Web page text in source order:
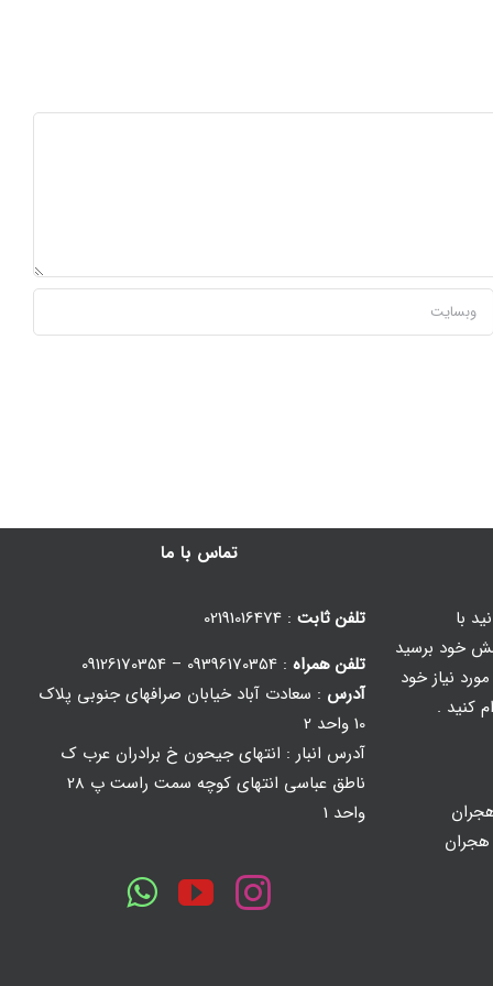
با
خود برسید
نیاز خود
کنید .
تماس با ما
تلفن ثابت : 02191016474
تلفن همراه : 09396170354 – 09126170354
آدرس : سعادت آباد خیابان صرافهای جنوبی پلاک
10 واحد 2
آدرس انبار : انتهای جیحون خ برادران عرب ک
ناطق عباسی انتهای کوچه سمت راست پ 28
واحد 1